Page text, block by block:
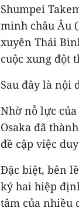
Shumpei
minh châu Âu
xuyên Thái
cuộc xung đột
Sau đây là nội
Nhờ nỗ lực
Osaka đã
đề cập việc
Đặc biệt, bên
ký hai hiệp
tâm của nhiều